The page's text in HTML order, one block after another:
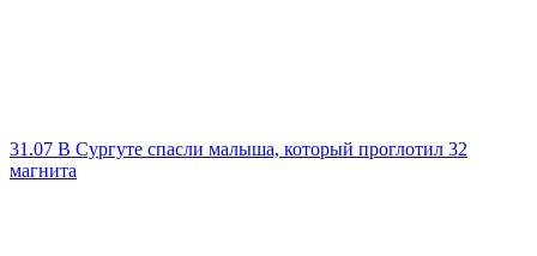
31.07 В Сургуте спасли малыша, который проглотил 32
магнита